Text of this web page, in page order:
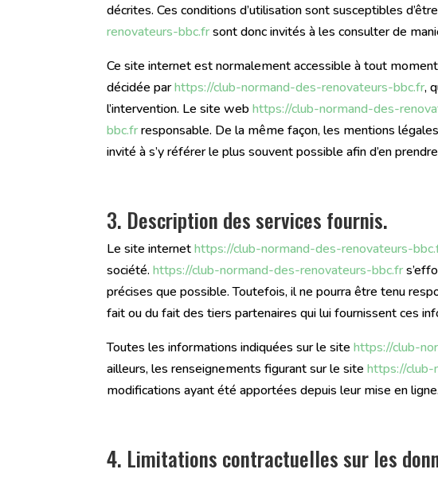
décrites. Ces conditions d’utilisation sont susceptibles
renovateurs-bbc.frsont donc invités à les consulter de
Ce site internet est normalement accessible à tout
décidée parhttps://club-normand-des-renovateurs-bbc.fr,
l’intervention. Le site web https://club-normand-des-
bbc.frresponsable. De la même façon, les mentions
invité à s’y référer le plus souvent possible afin d’en
3. Description des services fournis.
Le site internet https://club-normand-des-renovateurs-
société. https://club-normand-des-renovateurs-bbc.fr
précises que possible. Toutefois, il ne pourra être tenu
fait ou du fait des tiers partenaires qui lui fournissent ces
Toutes les informations indiquées sur le site https://club-
ailleurs, les renseignements figurant sur le site https://
modifications ayant été apportées depuis leur mise en ligne.
4. Limitations contractuelles sur les